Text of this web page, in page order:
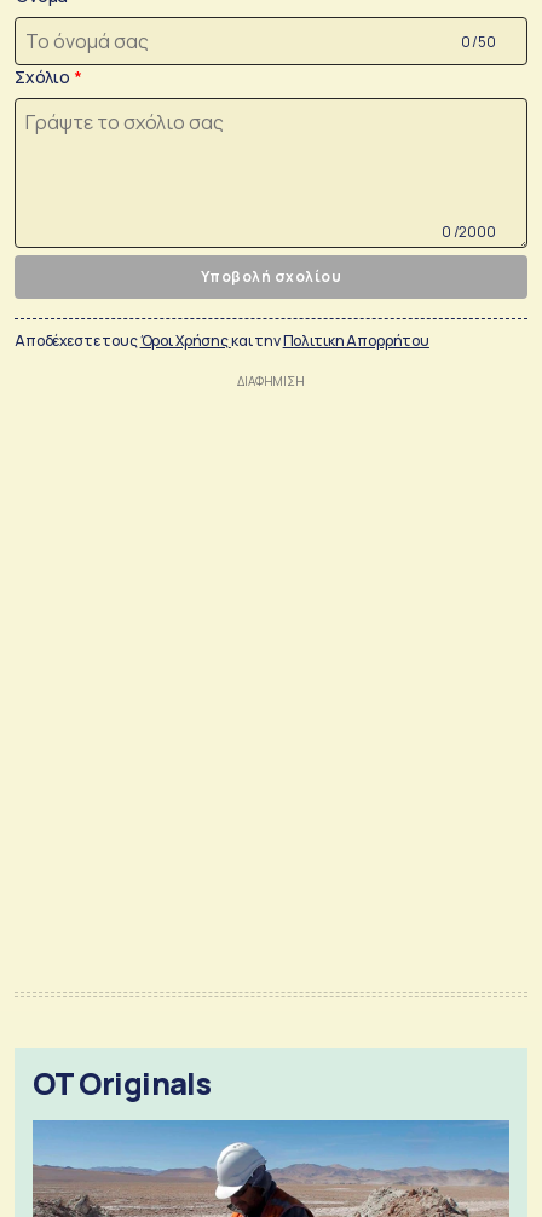
0 /50
Σχόλιο
0 /2000
Υποβολή σχολίου
Αποδέχεστε τουςΌροι Χρήσηςκαι τηνΠολιτικη Απορρήτου
OT Originals